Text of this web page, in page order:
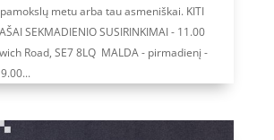
metu arba tau asmeniškai. KITI
SEKMADIENIO SUSIRINKIMAI - 11.00
Road, SE7 8LQ MALDA - pirmadienį -